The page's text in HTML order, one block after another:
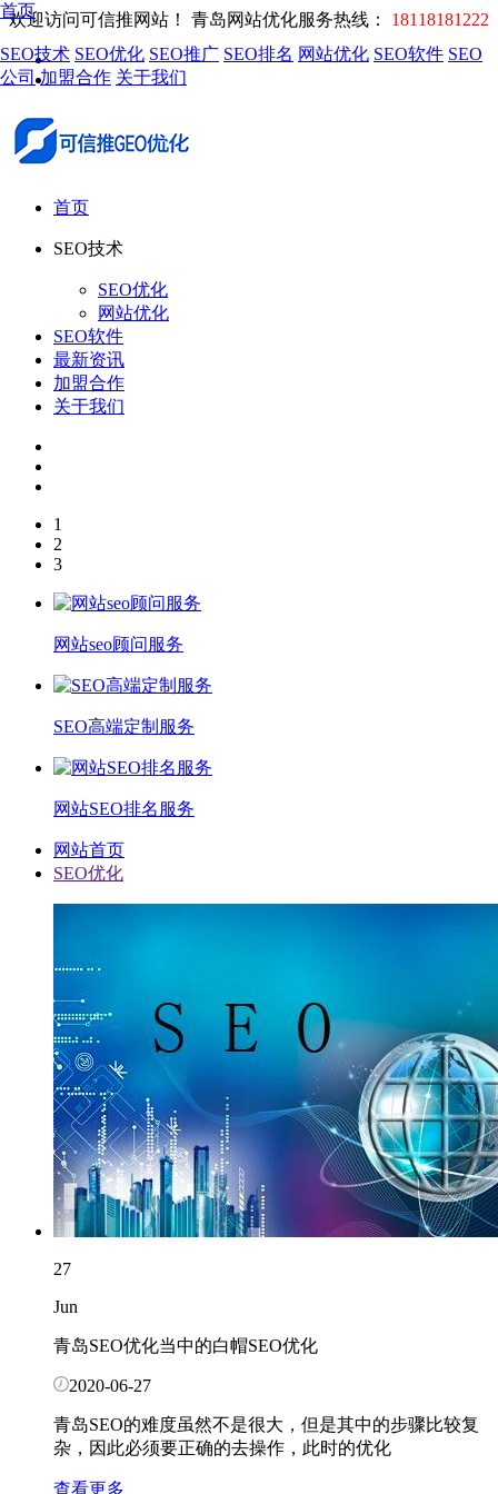
首页
SEO技术 SEO优化 SEO推广 SEO排名 网站优化 SEO软件 SEO
公司 加盟合作 关于我们
欢迎访问可信推网站！ 青岛网站优化服务热线： 18118181222
首页
SEO技术
SEO优化
网站优化
SEO软件
最新资讯
加盟合作
关于我们
1
2
3
网站seo顾问服务
SEO高端定制服务
网站SEO排名服务
网站首页
SEO优化
27
Jun
青岛SEO优化当中的白帽SEO优化
2020-06-27
青岛SEO的难度虽然不是很大，但是其中的步骤比较复
杂，因此必须要正确的去操作，此时的优化
查看更多